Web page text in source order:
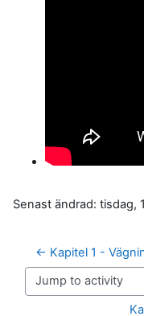
Senast ändrad: tisdag,
← Kapitel 1 -
Jump to activity